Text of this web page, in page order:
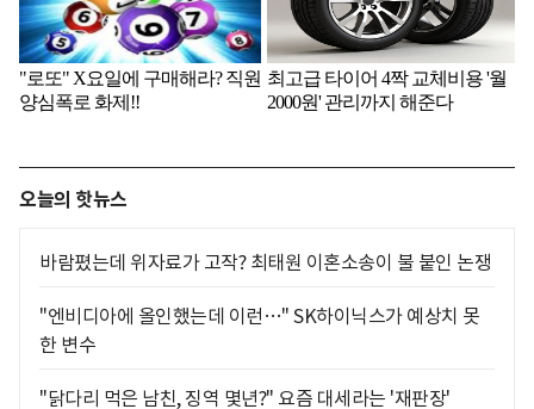
오늘의 핫뉴스
바람폈는데 위자료가 고작? 최태원 이혼소송이 불 붙인 논쟁
"엔비디아에 올인했는데 이런…" SK하이닉스가 예상치 못
한 변수
"닭다리 먹은 남친, 징역 몇년?" 요즘 대세라는 '재판장'